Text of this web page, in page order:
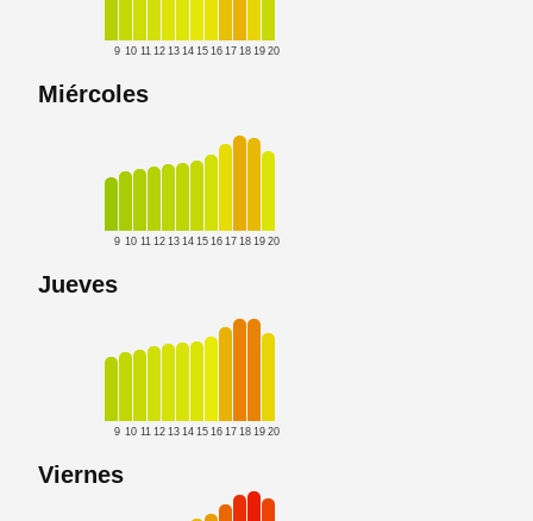
9 10 11 12 13 14 15 16 17 18 19 20
Miércoles
9 10 11 12 13 14 15 16 17 18 19 20
Jueves
9 10 11 12 13 14 15 16 17 18 19 20
Viernes